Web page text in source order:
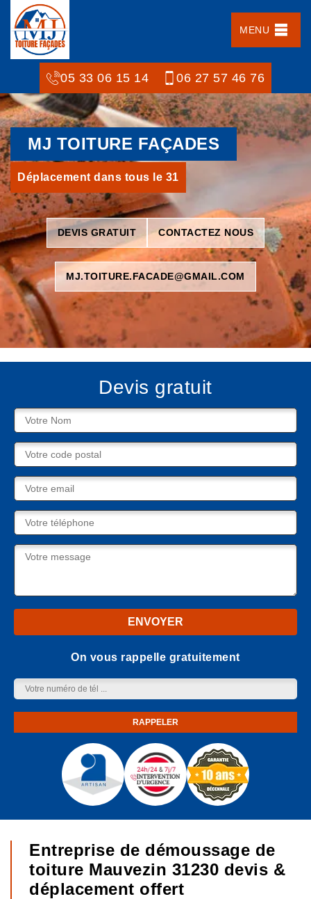
MENU
05 33 06 15 14 06 27 57 46 76
MJ TOITURE FAÇADES
Déplacement dans tous le 31
DEVIS GRATUIT CONTACTEZ NOUS
MJ.TOITURE.FACADE@GMAIL.COM
Devis gratuit
On vous rappelle gratuitement
Entreprise de démoussage de
toiture Mauvezin 31230 devis &
déplacement offert